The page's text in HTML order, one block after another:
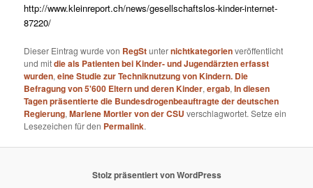
http://www.kleinreport.ch/news/gesellschaftslos-kinder-internet-
87220/
Dieser Eintrag wurde von RegStunternichtkategorienveröffentlicht
und mitdie als Patienten bei Kinder- und Jugendärzten erfasst
wurden,eine Studie zur Techniknutzung von Kindern. Die
Befragung von 5'600 Eltern und deren Kinder,ergab,In diesen
Tagen präsentierte die Bundesdrogenbeauftragte der deutschen
Regierung,Marlene Mortler von der CSU verschlagwortet. Setze ein
Lesezeichen für den Permalink.
Stolz präsentiert von WordPress